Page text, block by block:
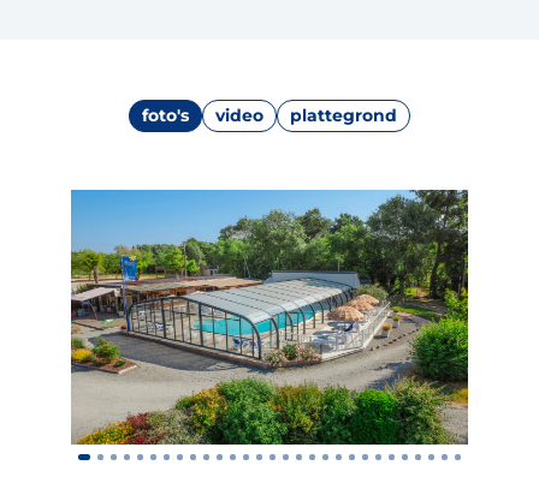
foto's video plattegrond